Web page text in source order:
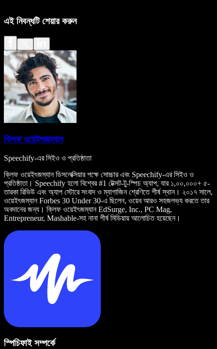
এই নিবন্ধটি শেয়ার করুন
ক্লিফ ওয়েইৎজম্যান
Speechify-এর সিইও ও প্রতিষ্ঠাতা
ক্লিফ ওয়েইৎজম্যান ডিসলেক্সিয়ার পক্ষে সোচ্চার এবং Speechify-এর সিইও ও
প্রতিষ্ঠাতা। Speechify হলো বিশ্বের #1 টেক্সট-টু-স্পিচ অ্যাপ, যার ১,০০,০০০+ ৫-
তারকা রিভিউ এবং অ্যাপ স্টোরে সংবাদ ও ম্যাগাজিন শ্রেণিতে শীর্ষ স্থান। ২০১৭ সালে,
ওয়েইৎজম্যান Forbes 30 Under 30-এ ছিলেন, ওয়েব আরও সহজলভ্য করতে তার
অবদানের জন্য। ক্লিফ ওয়েইৎজম্যান EdSurge, Inc., PC Mag,
Entrepreneur, Mashable-সহ নানা শীর্ষ মিডিয়ায় আলোচিত হয়েছেন।
স্পিচিফাই সম্পর্কে